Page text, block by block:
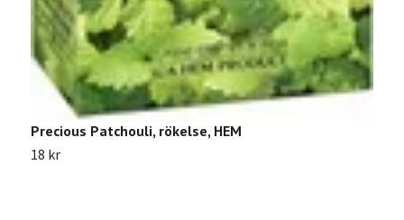
Precious Patchouli, rökelse, HEM
18 kr